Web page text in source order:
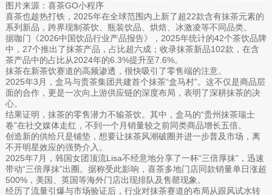
图片来源：喜茶GO小程序
喜茶也趁热打铁，2025年在全球范围内上新了超22款含有抹茶元素的
系列新品，跨界现制茶饮、瓶装饮品、烘焙、冰激凌等不同品类。
据咖门《2026中国饮品行业产品报告》，2025年统计的42个茶饮品牌
中，27个推出了抹茶产品，占比超六成；收录抹茶新品102款，在含
茶产品中的占比从2024年的6.3%提升至7.6%。
抹茶在新茶饮赛道的高频渗透，很快吸引了零售端的注意。
2025年3月，盒马与贵茶集团共建首个抹茶“盒马村”。这不仅是商品层
面的合作，更是一次向上游供应链的深度布局，表明了深耕抹茶的决
心。
结果证明，抹茶的零售潜力不输茶饮。其中，盒马的“贵州抹茶瑞士
卷”在社交媒体走红，不到一个月销量较之前同类商品增长五倍。
创造新的供给只是铺垫，想要让抹茶风潮破圈并进一步普及市场，离
不开明星效应的强势介入。
2025年7月，韩国女团顶流Lisa不经意地分享了一杯“三倍厚抹”，迅速
带动“三倍厚抹”出圈。据称受此影响，喜茶多地门店同款销量单日涨超
500%，美国、英国等海外门店出现排队及售罄现象。
经历了流量引爆与市场验证后，行业对抹茶赛道的布局从跟风试水转